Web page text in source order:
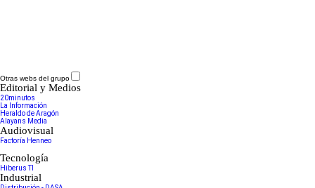
Otras webs del grupo
Editorial y Medios
20minutos
La Información
Heraldo de Aragón
Alayans Media
Audiovisual
Factoría Henneo
Tecnología
Hiberus TI
Industrial